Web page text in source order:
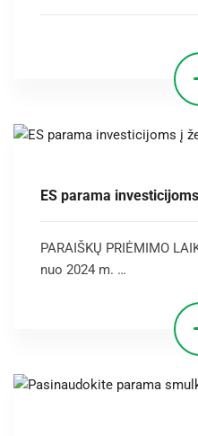
ES parama
PARAIŠKŲ PRIĖMIMO
nuo 2024 m. …